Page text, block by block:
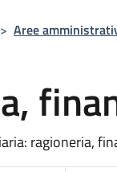
> Aree
ragioneria,